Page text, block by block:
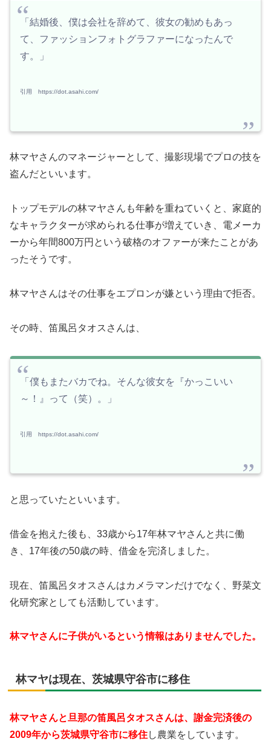
「結婚後、僕は会社を辞めて、彼女の勧めもあっ
て、ファッションフォトグラファーになったんで
す。」
引用 https://dot.asahi.com/
林マヤさんのマネージャーとして、撮影現場でプロの技を
盗んだといいます。
トップモデルの林マヤさんも年齢を重ねていくと、家庭的
なキャラクターが求められる仕事が増えていき、電メーカ
ーから年間800万円という破格のオファーが来たことがあ
ったそうです。
林マヤさんはその仕事をエプロンが嫌という理由で拒否。
その時、笛風呂タオスさんは、
「僕もまたバカでね。そんな彼女を『かっこいい
～！』って（笑）。」
引用 https://dot.asahi.com/
と思っていたといいます。
借金を抱えた後も、33歳から17年林マヤさんと共に働
き、17年後の50歳の時、借金を完済しました。
現在、笛風呂タオスさんはカメラマンだけでなく、野菜文
化研究家としても活動しています。
林マヤさんに子供がいるという情報はありませんでした。
林マヤは現在、茨城県守谷市に移住
林マヤさんと旦那の笛風呂タオスさんは、謝金完済後の
2009年から茨城県守谷市に移住し農業をしています。